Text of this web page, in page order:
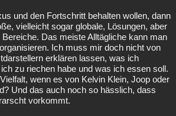
und den Fortschritt behalten wollen, dann
vielleicht sogar globale, Lösungen, aber
Das meiste Alltägliche kann man
Ich muss mir doch nicht von
erklären lassen, was ich
zu riechen habe und was ich essen soll.
wenn es von Kelvin Klein, Joop oder
Und das auch noch so hässlich, dass
vorkommt.